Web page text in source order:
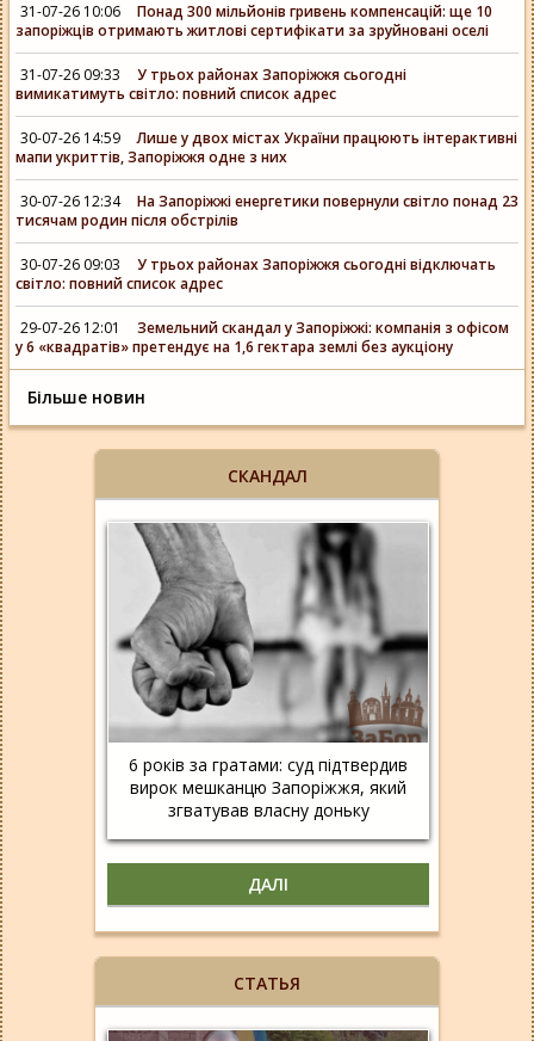
СКАНДАЛ
6 років за гратами: суд підтвердив
вирок мешканцю Запоріжжя, який
згватував власну доньку
ДАЛІ
СТАТЬЯ
31-07-26 10:06
Понад 300 мільйонів гривень компенсацій: ще 10
запоріжців отримають житлові сертифікати за зруйновані оселі
31-07-26 09:33
У трьох районах Запоріжжя сьогодні
вимикатимуть світло: повний список адрес
30-07-26 14:59
Лише у двох містах України працюють інтерактивні
мапи укриттів, Запоріжжя одне з них
30-07-26 12:34
На Запоріжжі енергетики повернули світло понад 23
тисячам родин після обстрілів
30-07-26 09:03
У трьох районах Запоріжжя сьогодні відключать
світло: повний список адрес
29-07-26 12:01
Земельний скандал у Запоріжжі: компанія з офісом
у 6 «квадратів» претендує на 1,6 гектара землі без аукціону
Більше новин